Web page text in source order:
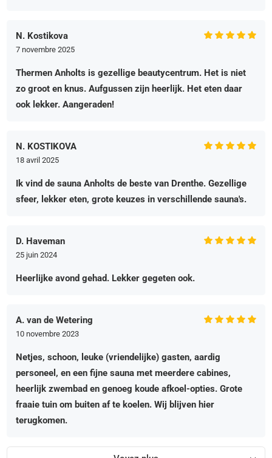
N. Kostikova
7 novembre 2025
Thermen Anholts is gezellige beautycentrum. Het is niet
zo groot en knus. Aufgussen zijn heerlijk. Het eten daar
ook lekker. Aangeraden!
N. KOSTIKOVA
18 avril 2025
Ik vind de sauna Anholts de beste van Drenthe. Gezellige
sfeer, lekker eten, grote keuzes in verschillende sauna's.
D. Haveman
25 juin 2024
Heerlijke avond gehad. Lekker gegeten ook.
A. van de Wetering
10 novembre 2023
Netjes, schoon, leuke (vriendelijke) gasten, aardig
personeel, en een fijne sauna met meerdere cabines,
heerlijk zwembad en genoeg koude afkoel-opties. Grote
fraaie tuin om buiten af te koelen. Wij blijven hier
terugkomen.